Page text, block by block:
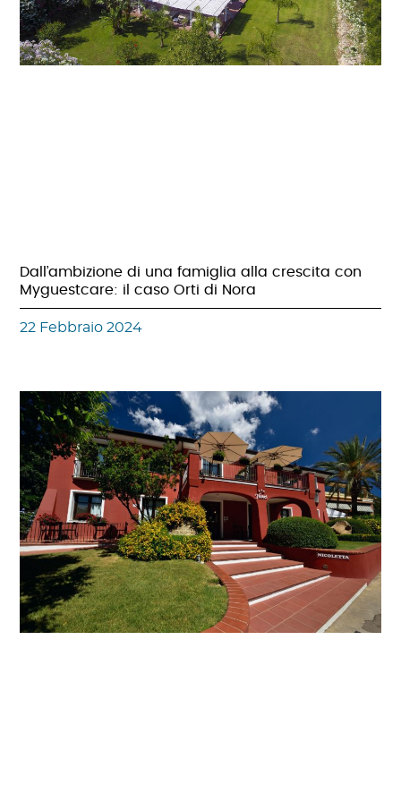
Dall’ambizione di una famiglia alla crescita con
Myguestcare: il caso Orti di Nora
22 Febbraio 2024